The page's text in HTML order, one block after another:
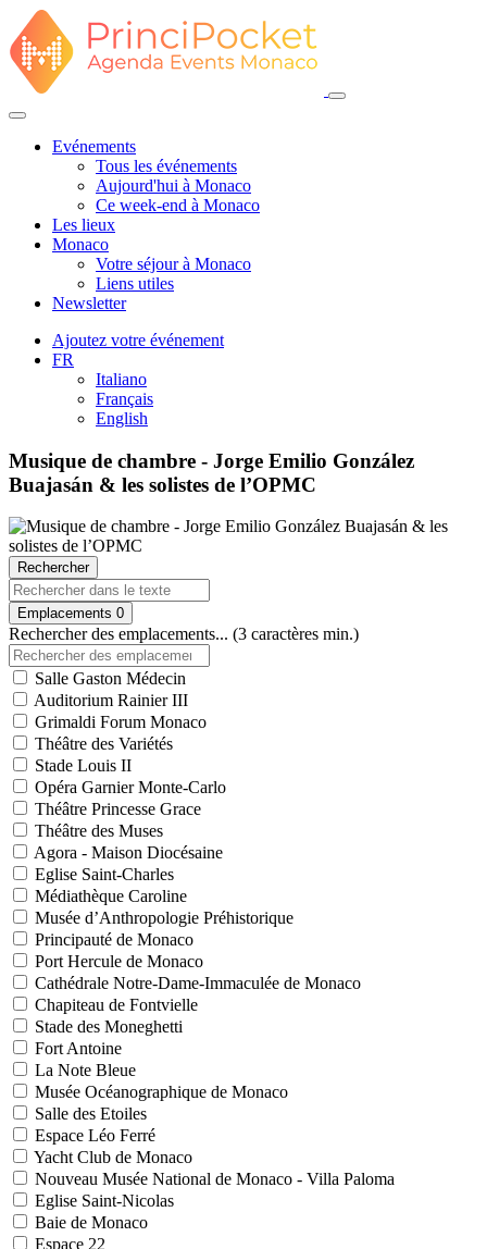
Evénements
Tous les événements
Aujourd'hui à Monaco
Ce week-end à Monaco
Les lieux
Monaco
Votre séjour à Monaco
Liens utiles
Newsletter
Ajoutez votre événement
FR
Italiano
Français
English
Musique de chambre - Jorge Emilio González
Buajasán & les solistes de l’OPMC
Rechercher
Emplacements 0
Rechercher des emplacements... (3 caractères min.)
Salle Gaston Médecin
Auditorium Rainier III
Grimaldi Forum Monaco
Théâtre des Variétés
Stade Louis II
Opéra Garnier Monte-Carlo
Théâtre Princesse Grace
Théâtre des Muses
Agora - Maison Diocésaine
Eglise Saint-Charles
Médiathèque Caroline
Musée d’Anthropologie Préhistorique
Principauté de Monaco
Port Hercule de Monaco
Cathédrale Notre-Dame-Immaculée de Monaco
Chapiteau de Fontvielle
Stade des Moneghetti
Fort Antoine
La Note Bleue
Musée Océanographique de Monaco
Salle des Etoiles
Espace Léo Ferré
Yacht Club de Monaco
Nouveau Musée National de Monaco - Villa Paloma
Eglise Saint-Nicolas
Baie de Monaco
Espace 22